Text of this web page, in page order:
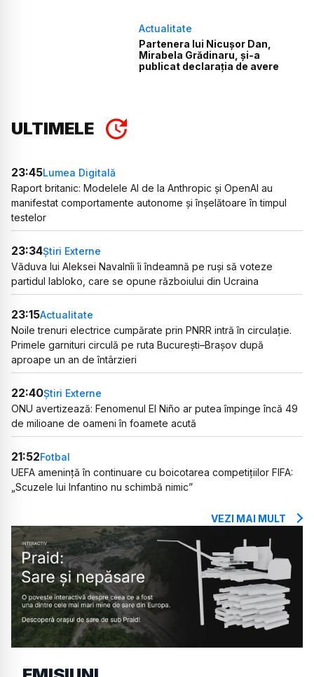
Actualitate
Partenera lui Nicușor Dan,
Mirabela Grădinaru, și-a
publicat declarația de avere
ULTIMELE
23:45Lumea Digitală
Raport britanic: Modelele AI de la Anthropic și OpenAI au
manifestat comportamente autonome și înșelătoare în timpul
testelor
23:34Știri Externe
Văduva lui Aleksei Navalnîi îi îndeamnă pe ruși să voteze
partidul Iabloko, care se opune războiului din Ucraina
23:15Actualitate
Noile trenuri electrice cumpărate prin PNRR intră în circulație.
Primele garnituri circulă pe ruta București–Brașov după
aproape un an de întârzieri
22:40Știri Externe
ONU avertizează: Fenomenul El Niño ar putea împinge încă 49
de milioane de oameni în foamete acută
21:52Fotbal
UEFA amenință în continuare cu boicotarea competițiilor FIFA:
„Scuzele lui Infantino nu schimbă nimic”
VEZI MAI MULT